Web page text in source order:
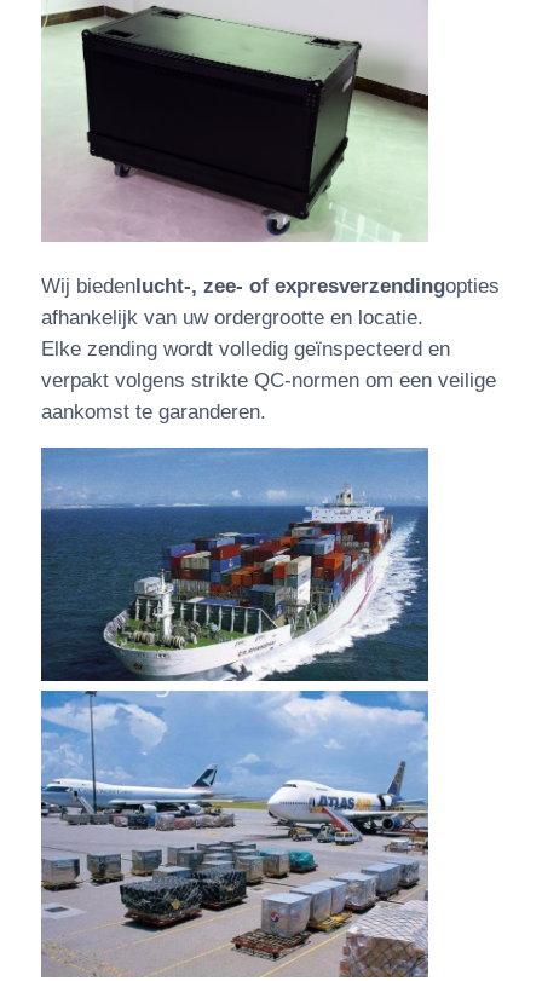
Wij biedenlucht-, zee- of expresverzendingopties
afhankelijk van uw ordergrootte en locatie.
Elke zending wordt volledig geïnspecteerd en
verpakt volgens strikte QC-normen om een ​​veilige
aankomst te garanderen.